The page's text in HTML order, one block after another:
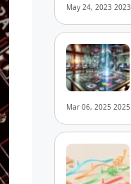
May 24, 2023 2023
Mar 06, 2025 2025